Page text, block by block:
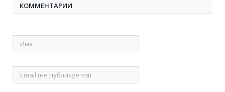
КОММЕНТАРИИ